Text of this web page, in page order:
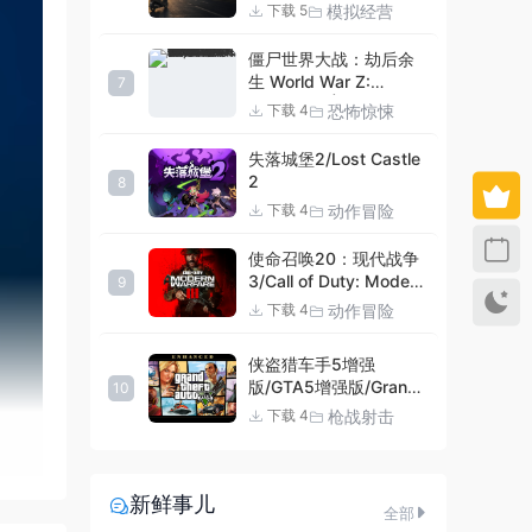
下载 5 模拟经营
7
僵尸世界大战：劫后余
生 World War Z:
Aftermath |官方中文
09.27.24 v20240924
集成DLCs 赠多项修改器
+赠999等级.荣誉技能.
紫色荣誉头框.荣誉枪械
技能.解锁存档 解压即玩
下载 4 恐怖惊悚
8
失落城堡2/Lost Castle
2
下载 4 动作冒险
9
使命召唤20：现代战争
3/Call of Duty: Modern
Warfare III
下载 4 动作冒险
10
侠盗猎车手5增强
版/GTA5增强版/Grand
Theft Auto V
下载 4 枪战射击
新鲜事儿 全部